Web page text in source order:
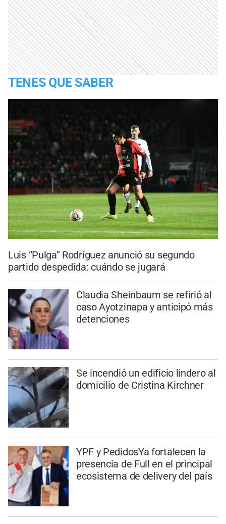
TENES QUE SABER
Luis “Pulga” Rodríguez anunció su segundo
partido despedida: cuándo se jugará
Claudia Sheinbaum se refirió al
caso Ayotzinapa y anticipó más
detenciones
Se incendió un edificio lindero al
domicilio de Cristina Kirchner
YPF y PedidosYa fortalecen la
presencia de Full en el principal
ecosistema de delivery del país